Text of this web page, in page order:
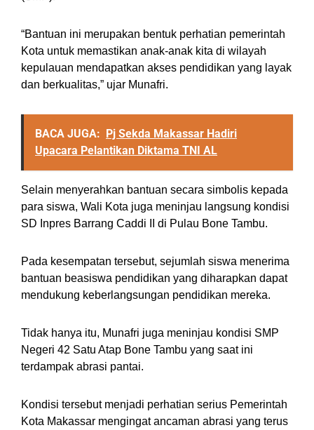
“Bantuan ini merupakan bentuk perhatian pemerintah
Kota untuk memastikan anak-anak kita di wilayah
kepulauan mendapatkan akses pendidikan yang layak
dan berkualitas,” ujar Munafri.
BACA JUGA: Pj Sekda Makassar Hadiri
Upacara Pelantikan Diktama TNI AL
Selain menyerahkan bantuan secara simbolis kepada
para siswa, Wali Kota juga meninjau langsung kondisi
SD Inpres Barrang Caddi II di Pulau Bone Tambu.
Pada kesempatan tersebut, sejumlah siswa menerima
bantuan beasiswa pendidikan yang diharapkan dapat
mendukung keberlangsungan pendidikan mereka.
Tidak hanya itu, Munafri juga meninjau kondisi SMP
Negeri 42 Satu Atap Bone Tambu yang saat ini
terdampak abrasi pantai.
Kondisi tersebut menjadi perhatian serius Pemerintah
Kota Makassar mengingat ancaman abrasi yang terus